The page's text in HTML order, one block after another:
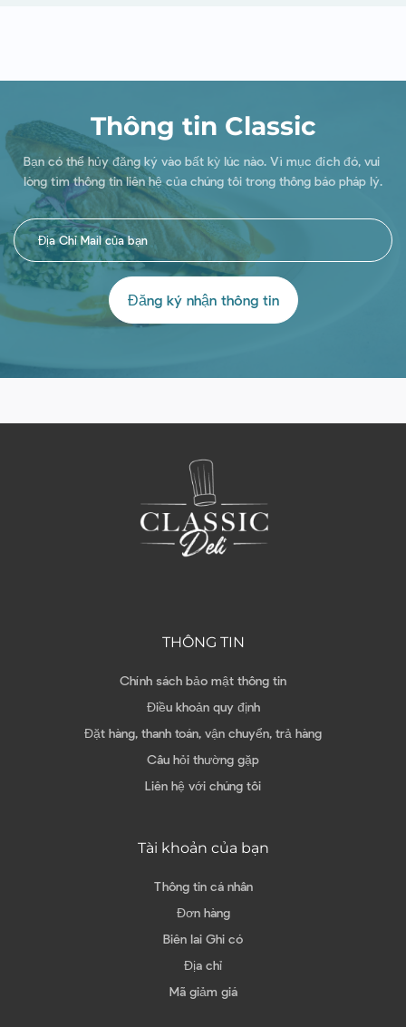
Thông tin Classic
Bạn có thể hủy đăng ký vào bất kỳ lúc nào. Vì mục đích đó, vui
lòng tìm thông tin liên hệ của chúng tôi trong thông báo pháp lý.
Đăng ký nhận thông tin
THÔNG TIN
Chính sách bảo mật thông tin
Điều khoản quy định
Đặt hàng, thanh toán, vận chuyển, trả hàng
Câu hỏi thường gặp
Liên hệ với chúng tôi
Tài khoản của bạn
Thông tin cá nhân
Đơn hàng
Biên lai Ghi có
Địa chỉ
Mã giảm giá